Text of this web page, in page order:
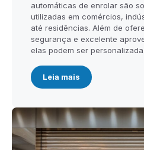
automáticas de enrolar são
utilizadas em comércios,
até residências. Além de
segurança e excelente
elas podem ser
Leia mais